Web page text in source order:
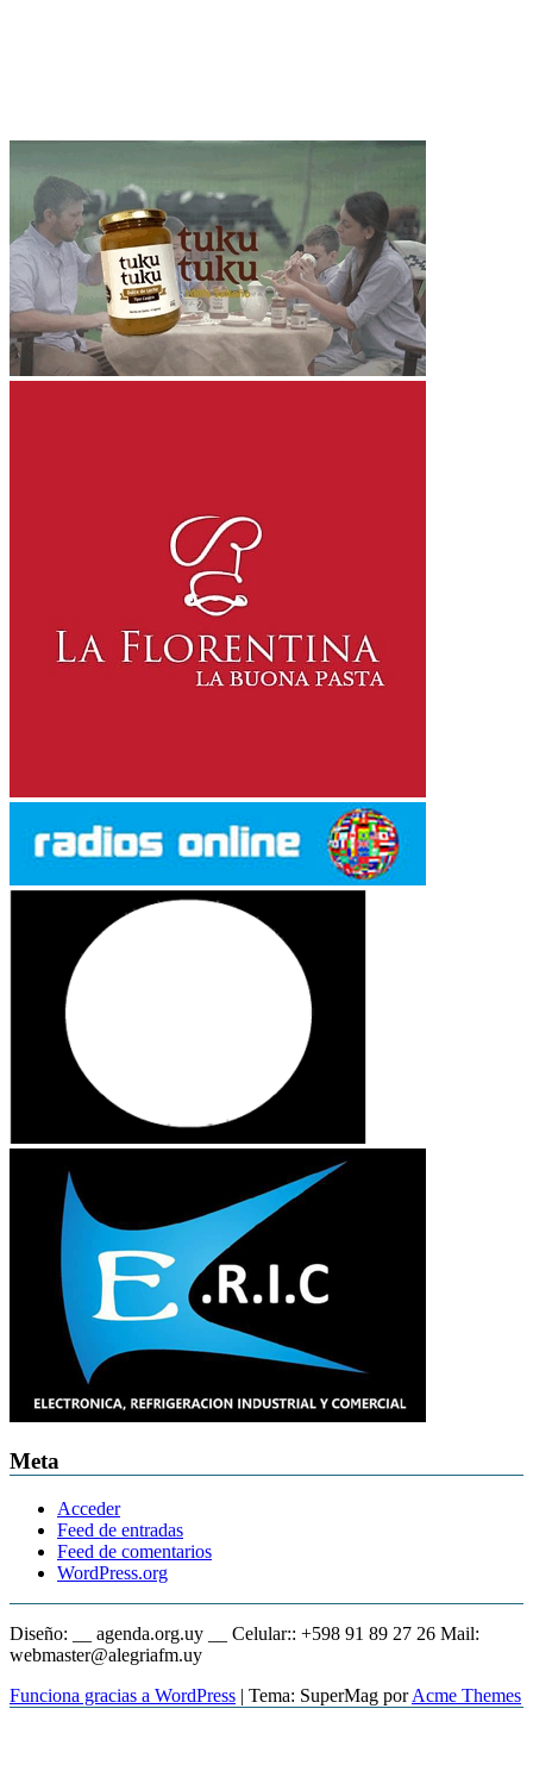
Meta
Acceder
Feed de entradas
Feed de comentarios
WordPress.org
Diseño: __ agenda.org.uy __ Celular:: +598 91 89 27 26 Mail:
webmaster@alegriafm.uy
Funciona gracias a WordPress | Tema: SuperMag porAcme Themes